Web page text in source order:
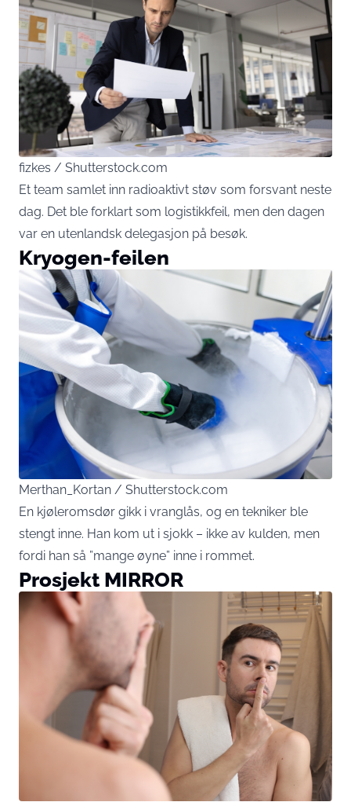
fizkes / Shutterstock.com
Et team samlet inn radioaktivt støv som forsvant neste
dag. Det ble forklart som logistikkfeil, men den dagen
var en utenlandsk delegasjon på besøk.
Kryogen-feilen
Merthan_Kortan / Shutterstock.com
En kjøleromsdør gikk i vranglås, og en tekniker ble
stengt inne. Han kom ut i sjokk – ikke av kulden, men
fordi han så ”mange øyne” inne i rommet.
Prosjekt MIRROR